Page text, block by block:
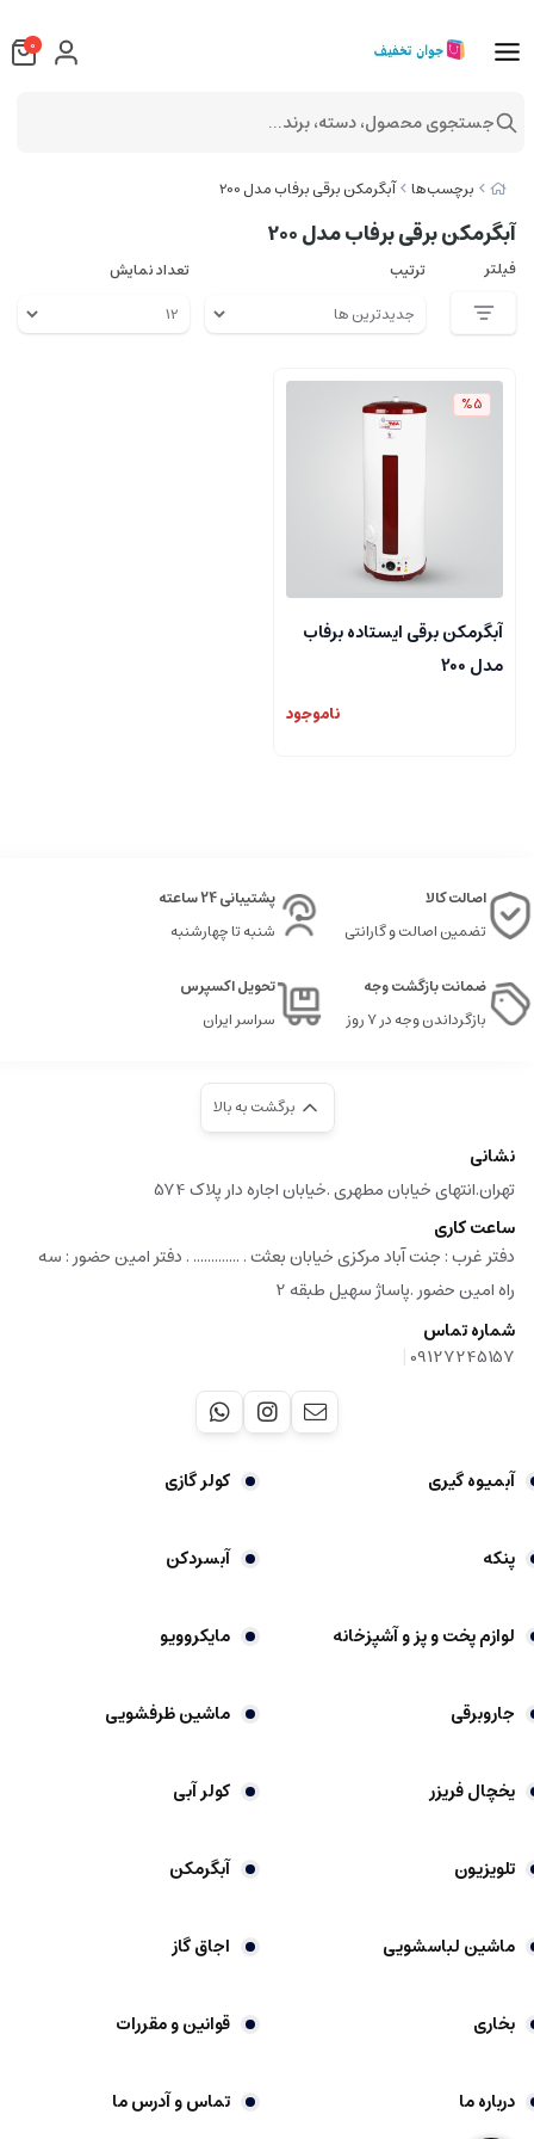
برچسب‌ها آبگرمکن برقی برفاب مدل 200
آبگرمکن برقی برفاب مدل 200
فیلتر ترتیب تعداد نمایش
%5
آبگرمکن برقی ایستاده برفاب
مدل 200
ناموجود
اصالت کالا
تضمین اصالت و گارانتی
پشتیبانی 24 ساعته
شنبه تا چهارشنبه
ضمانت بازگشت وجه
بازگرداندن وجه در ۷ روز
تحویل اکسپرس
سراسر ایران
برگشت به بالا
نشانی
تهران.انتهای خیابان مطهری .خیابان اجاره دار پلاک 574
ساعت کاری
دفتر غرب : جنت آباد مرکزی خیابان بعثت . ............. . دفتر امین حضور : سه
راه امین حضور .پاساژ سهیل طبقه 2
شماره تماس
09127245157
|
آبمیوه گیری کولر گازی
پنکه آبسردکن
لوازم پخت و پز و آشپزخانه مایکروویو
جاروبرقی ماشین ظرفشویی
یخچال فریزر کولر آبی
تلویزیون آبگرمکن
ماشین لباسشویی اجاق گاز
بخاری قوانین و مقررات
درباره ما تماس و آدرس ما
0
جستجوی محصول، دسته، برند...